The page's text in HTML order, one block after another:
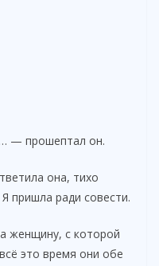
— прошептал он.
она, тихо
пришла ради совести.
женщину, с которой
это время они обе